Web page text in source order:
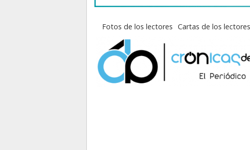
Fotos de los lectores Cartas de los lectores